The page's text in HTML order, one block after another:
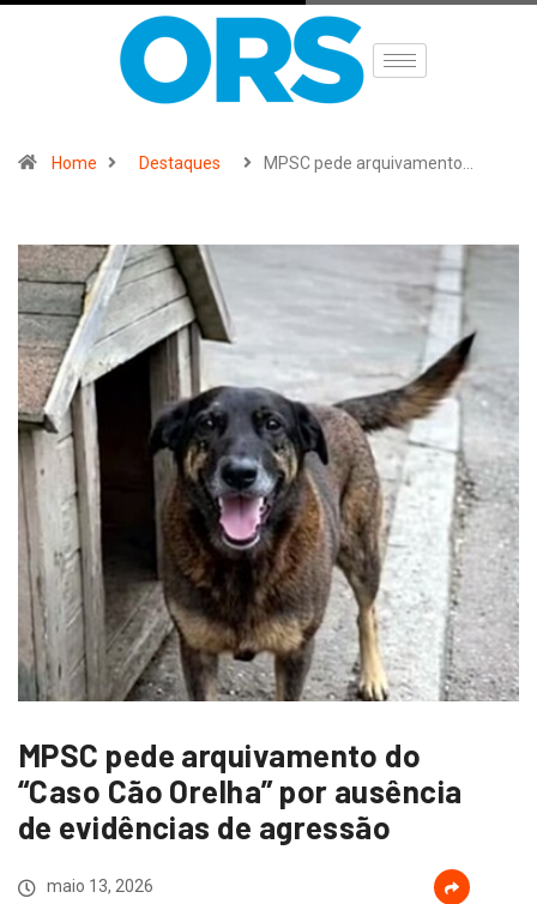
Home Destaques MPSC pede arquivamento…
MPSC pede arquivamento do
“Caso Cão Orelha” por ausência
de evidências de agressão
maio 13, 2026